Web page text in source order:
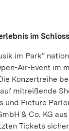
im
im Park“
Air-Event im
Konzertreihe
mitreißende
und Picture
& Co. KG
Tickets